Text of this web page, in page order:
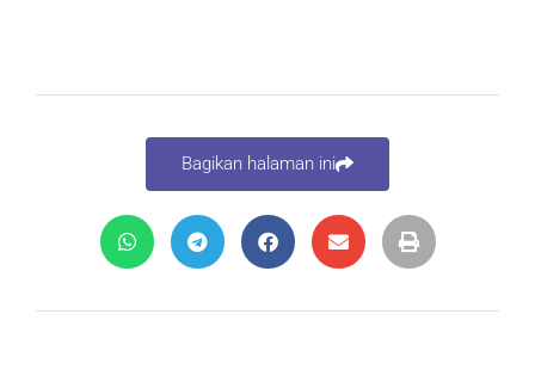
Bagikan halaman ini